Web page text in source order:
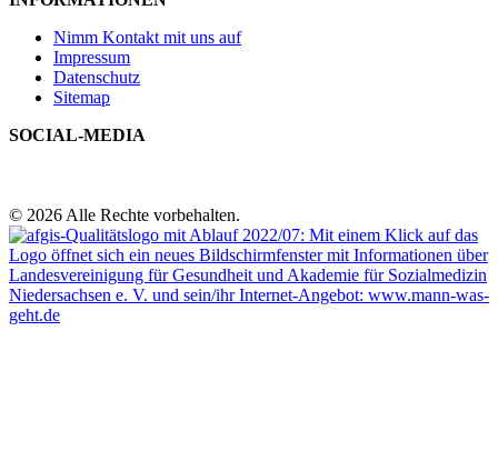
Nimm Kontakt mit uns auf
Impressum
Datenschutz
Sitemap
SOCIAL-MEDIA
© 2026 Alle Rechte vorbehalten.